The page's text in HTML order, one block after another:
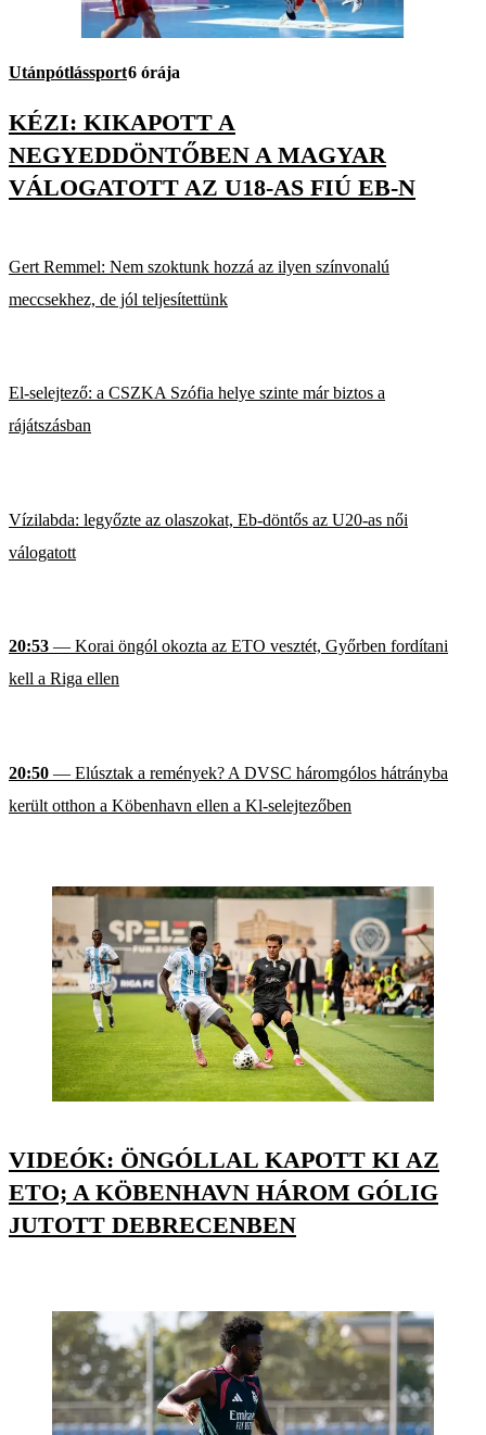
Utánpótlássport6 órája
KÉZI: KIKAPOTT A
NEGYEDDÖNTŐBEN A MAGYAR
VÁLOGATOTT AZ U18-AS FIÚ EB-N
Gert Remmel: Nem szoktunk hozzá az ilyen színvonalú
meccsekhez, de jól teljesítettünk
El-selejtező: a CSZKA Szófia helye szinte már biztos a
rájátszásban
Vízilabda: legyőzte az olaszokat, Eb-döntős az U20-as női
válogatott
20:53 — Korai öngól okozta az ETO vesztét, Győrben fordítani
kell a Riga ellen
20:50 — Elúsztak a remények? A DVSC háromgólos hátrányba
került otthon a Köbenhavn ellen a Kl-selejtezőben
VIDEÓK: ÖNGÓLLAL KAPOTT KI AZ
ETO; A KÖBENHAVN HÁROM GÓLIG
JUTOTT DEBRECENBEN